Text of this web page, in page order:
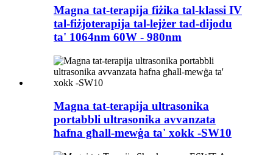
Magna tat-terapija fiżika tal-klassi IV
tal-fiżjoterapija tal-lejżer tad-dijodu
ta' 1064nm 60W - 980nm
Magna tat-terapija ultrasonika
portabbli ultrasonika avvanzata
ħafna għall-mewġa ta' xokk -SW10